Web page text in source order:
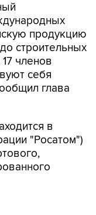
продукцию
строительных
членов
себя
глава
в
"Росатом")